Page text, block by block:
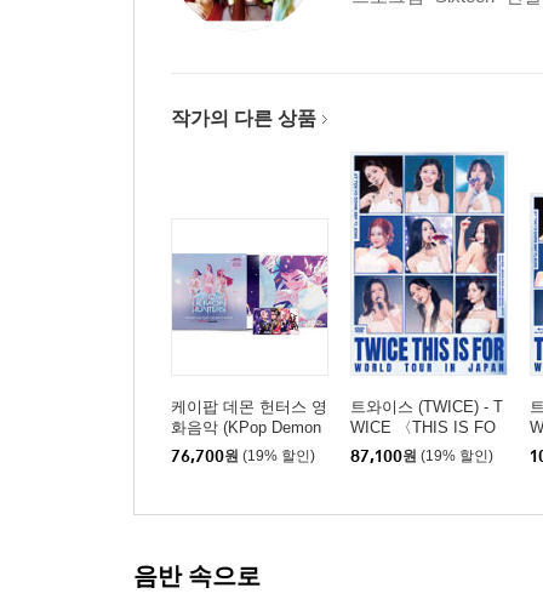
작가의 다른 상품
케이팝 데몬 헌터스 영
화음악 (KPop Demon
Hunters From The Netf
lix Series OST) [블루
76,700원 (19% 할인)
트와이스 (TWICE) - T
WICE 〈THIS IS FO
R〉 WORLD TOUR IN
JAPAN [통상반 DVD]
87,100원 (19% 할인)
음반 속으로